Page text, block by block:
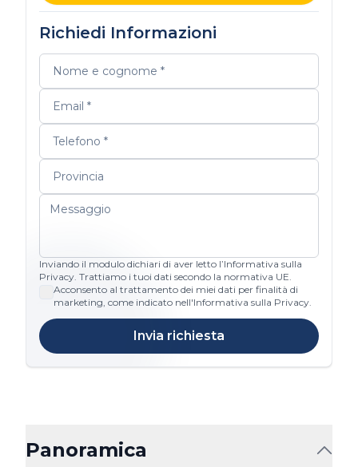
Richiedi Informazioni
Inviando il modulo dichiari di aver letto l’Informativa sulla
Privacy. Trattiamo i tuoi dati secondo la normativa UE.
Acconsento al trattamento dei miei dati per finalità di
marketing, come indicato nell'Informativa sulla Privacy.
Invia richiesta
Panoramica